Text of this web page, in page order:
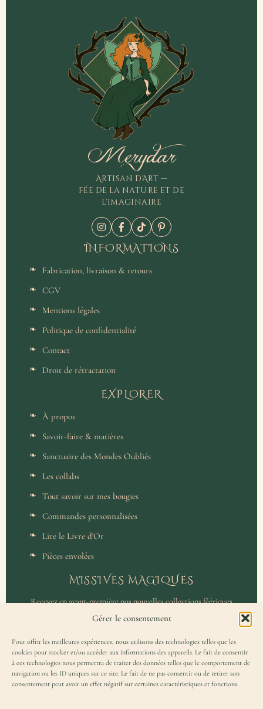
Gérer le consentement
Pour offrir les meilleures expériences, nous utilisons des technologies telles que les
cookies pour stocker et/ou accéder aux informations des appareils. Le fait de consentir
à ces technologies nous permettra de traiter des données telles que le comportement de
navigation ou les ID uniques sur ce site. Le fait de ne pas consentir ou de retirer son
consentement peut avoir un effet négatif sur certaines caractéristiques et fonctions.
Merydar
Artisan d'Art —
Fée de la nature et de
l'imaginaire
INFORMATIONS
Fabrication, livraison & retours
CGV
Mentions légales
Politique de confidentialité
Contact
Droit de rétractation
EXPLORER
À propos
Savoir-faire & matières
Sanctuaire des Mondes Oubliés
Les collabs
Tout savoir sur mes bougies
Commandes personnalisées
Lire le Livre d'Or
Pièces envolées
MISSIVES MAGIQUES
Recevez en avant-première nos nouvelles collections féériques
et un accès privilégié aux coulisses de l'atelier.